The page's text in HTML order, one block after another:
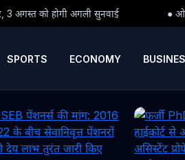
● ओडिशा में बाढ़ का कहर: क्या
SPORTS ECONOMY